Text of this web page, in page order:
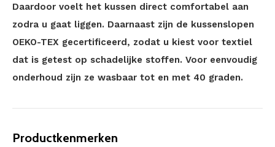
Daardoor voelt het kussen direct comfortabel aan
zodra u gaat liggen. Daarnaast zijn de kussenslopen
OEKO-TEX gecertificeerd, zodat u kiest voor textiel
dat is getest op schadelijke stoffen. Voor eenvoudig
onderhoud zijn ze wasbaar tot en met 40 graden.
Productkenmerken